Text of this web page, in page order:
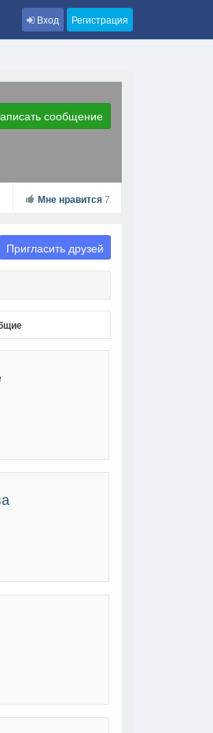
Вход Регистрация
сообщение
Мне нравится7
Пригласить друзей